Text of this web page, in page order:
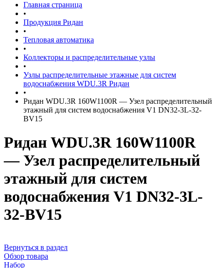
Главная страница
•
Продукция Ридан
•
Тепловая автоматика
•
Коллекторы и распределительные узлы
•
Узлы распределительные этажные для систем
водоснабжения WDU.3R Ридан
•
Ридан WDU.3R 160W1100R — Узел распределительный
этажный для систем водоснабжения V1 DN32-3L-32-
BV15
Ридан WDU.3R 160W1100R
— Узел распределительный
этажный для систем
водоснабжения V1 DN32-3L-
32-BV15
Вернуться в раздел
Обзор товара
Набор